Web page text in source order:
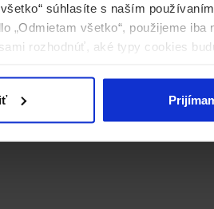
súhlasíte s naším
„Odmietam všetko“, použijeme iba
rozhodnúť, aké typy cookies